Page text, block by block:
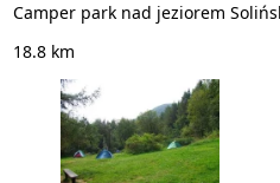
Camper park nad jeziorem
18.8 km